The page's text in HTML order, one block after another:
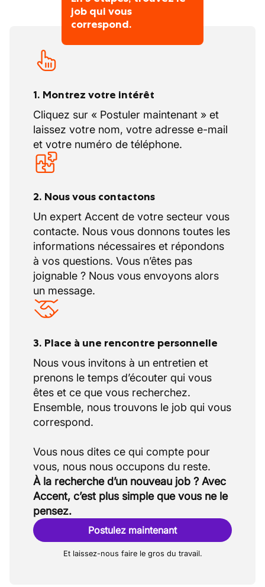
job qui vous
correspond.
1. Montrez votre intérêt
Cliquez sur « Postuler maintenant » et
laissez votre nom, votre adresse e-mail
et votre numéro de téléphone.
2. Nous vous contactons
Un expert Accent de votre secteur vous
contacte. Nous vous donnons toutes les
informations nécessaires et répondons
à vos questions. Vous n’êtes pas
joignable ? Nous vous envoyons alors
un message.
3. Place à une rencontre personnelle
Nous vous invitons à un entretien et
prenons le temps d’écouter qui vous
êtes et ce que vous recherchez.
Ensemble, nous trouvons le job qui vous
correspond.
Vous nous dites ce qui compte pour
À la recherche d’un nouveau job ? Avec
Accent, c’est plus simple que vous ne le
pensez.
Postulez maintenant
Et laissez-nous faire le gros du travail.